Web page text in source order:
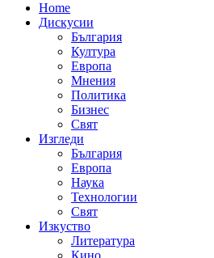
Home
Дискусии
България
Култура
Европа
Мнения
Политика
Бизнес
Свят
Изгледи
България
Европа
Наука
Технологии
Свят
Изкуство
Литература
Кино